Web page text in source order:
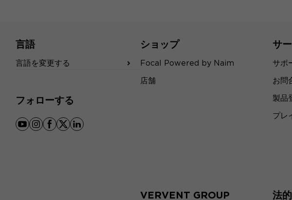
言語
言語を変更する
フォローする
youtube
instagram
facebook
x linkedin
ショップ
Focal Powered by Naim
店舗
サ
サポ
お問
製品
プレ
VERVENT GROUP 法